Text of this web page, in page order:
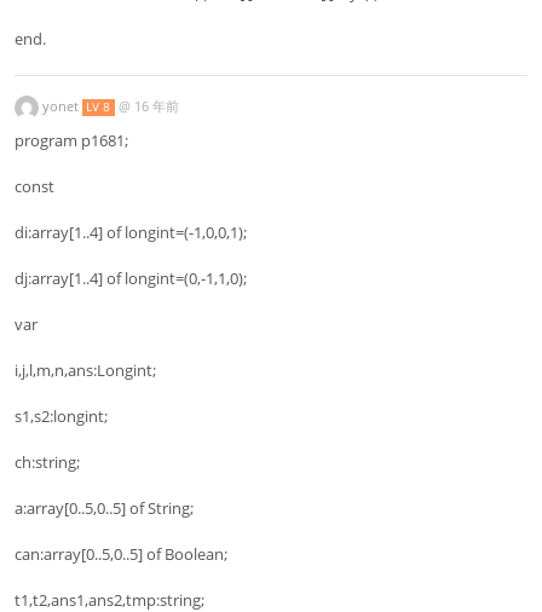
end.
yonet LV 8 @ 16 年前
program p1681;
const
di:array[1..4] of longint=(-1,0,0,1);
dj:array[1..4] of longint=(0,-1,1,0);
var
i,j,l,m,n,ans:Longint;
s1,s2:longint;
ch:string;
a:array[0..5,0..5] of String;
can:array[0..5,0..5] of Boolean;
t1,t2,ans1,ans2,tmp:string;